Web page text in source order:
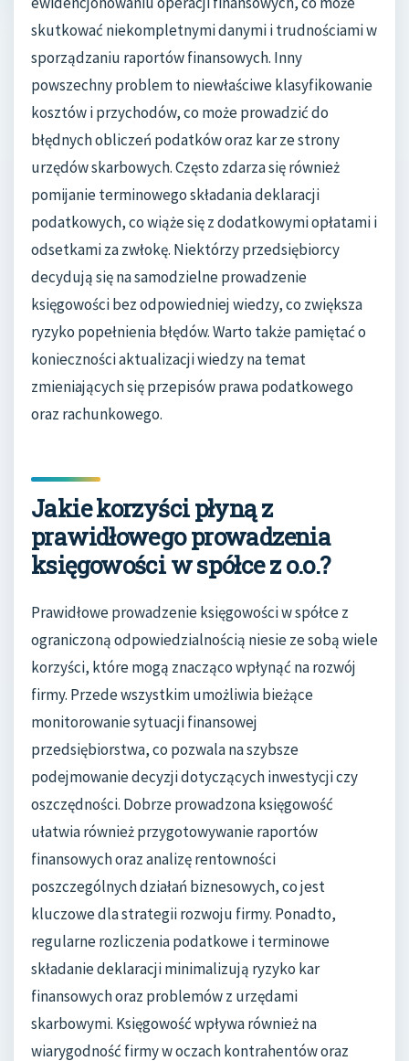
skutkować niekompletnymi danymi i trudnościami w
sporządzaniu raportów finansowych. Inny
powszechny problem to niewłaściwe klasyfikowanie
kosztów i przychodów, co może prowadzić do
błędnych obliczeń podatków oraz kar ze strony
urzędów skarbowych. Często zdarza się również
pomijanie terminowego składania deklaracji
podatkowych, co wiąże się z dodatkowymi opłatami i
odsetkami za zwłokę. Niektórzy przedsiębiorcy
decydują się na samodzielne prowadzenie
księgowości bez odpowiedniej wiedzy, co zwiększa
ryzyko popełnienia błędów. Warto także pamiętać o
konieczności aktualizacji wiedzy na temat
zmieniających się przepisów prawa podatkowego
oraz rachunkowego.
Jakie korzyści płyną z
prawidłowego prowadzenia
księgowości w spółce z o.o.?
Prawidłowe prowadzenie księgowości w spółce z
ograniczoną odpowiedzialnością niesie ze sobą wiele
korzyści, które mogą znacząco wpłynąć na rozwój
firmy. Przede wszystkim umożliwia bieżące
monitorowanie sytuacji finansowej
przedsiębiorstwa, co pozwala na szybsze
podejmowanie decyzji dotyczących inwestycji czy
oszczędności. Dobrze prowadzona księgowość
ułatwia również przygotowywanie raportów
finansowych oraz analizę rentowności
poszczególnych działań biznesowych, co jest
kluczowe dla strategii rozwoju firmy. Ponadto,
regularne rozliczenia podatkowe i terminowe
składanie deklaracji minimalizują ryzyko kar
finansowych oraz problemów z urzędami
skarbowymi. Księgowość wpływa również na
wiarygodność firmy w oczach kontrahentów oraz